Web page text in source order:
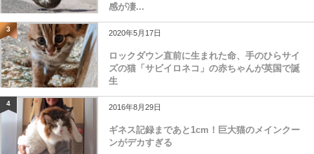
感が凄...
3 2020年5月17日
ロックダウン直前に生まれた命、手のひらサイ
ズの猫「サビイロネコ」の赤ちゃんが英国で誕
生
4 2016年8月29日
ギネス記録まであと1cm！巨大猫のメインクー
ンがデカすぎる